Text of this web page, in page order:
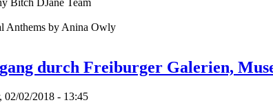
Bitch DJane Team
Anthems by Anina Owly
durch Freiburger Galerien,
02/02/2018 - 13:45